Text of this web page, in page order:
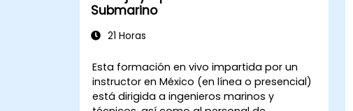
Submarino
21 Horas
Esta formación en vivo impartida por un
instructor en México (en línea o presencial)
está dirigida a ingenieros marinos y